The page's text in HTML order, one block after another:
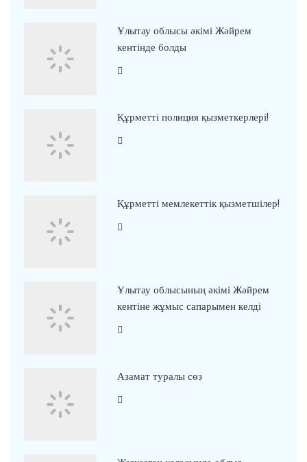
Ұлытау облысы әкімі Жәйрем
кентінде болды
Құрметті полиция қызметкерлері!
Құрметті мемлекеттік қызметшілер!
Ұлытау облысының әкімі Жәйрем
кентіне жұмыс сапарымен келді
Азамат туралы сөз